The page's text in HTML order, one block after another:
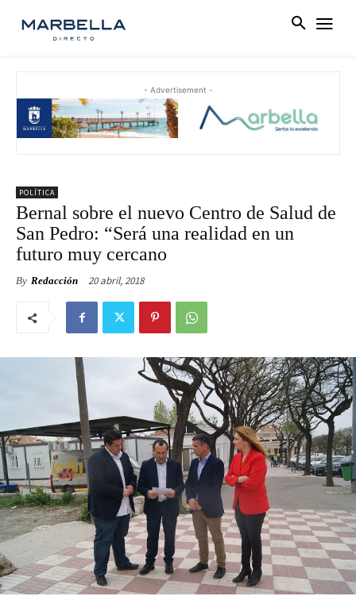
- Advertisement -
POLÍTICA
Bernal sobre el nuevo Centro de Salud de
San Pedro: “Será una realidad en un
futuro muy cercano
By Redacción 20 abril, 2018